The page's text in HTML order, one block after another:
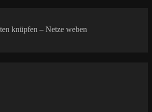
knüpfen – Netze weben